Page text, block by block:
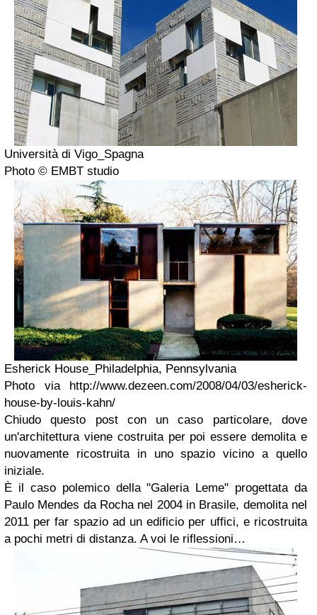
Università di Vigo_Spagna
Photo © EMBT studio
Esherick House_Philadelphia, Pennsylvania
Photo via http://www.dezeen.com/2008/04/03/esherick-
house-by-louis-kahn/
Chiudo questo post con un caso particolare, dove
un'architettura viene costruita per poi essere demolita e
nuovamente ricostruita in uno spazio vicino a quello
iniziale.
È il caso polemico della "Galeria Leme" progettata da
Paulo Mendes da Rocha nel 2004 in Brasile, demolita nel
2011 per far spazio ad un edificio per uffici, e ricostruita
a pochi metri di distanza. A voi le riflessioni…